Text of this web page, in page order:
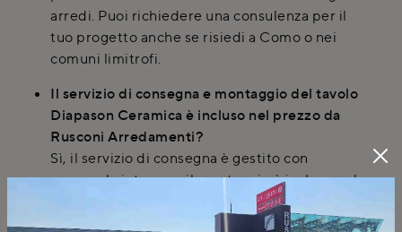
arredi. Puoi richiedere una consulenza per il
tuo progetto anche se risiedi a Como o nei
comuni limitrofi.
Il servizio di consegna e montaggio del tavolo
Diapason Ceramica è incluso nel prezzo da
Rusconi Arredamenti?
Sì, il servizio di consegna è gestito con
personale interno e il montaggio è incluso nel
prezzo. Inoltre, al termine del lavoro, è
prevista una pulizia sommaria dell'area.